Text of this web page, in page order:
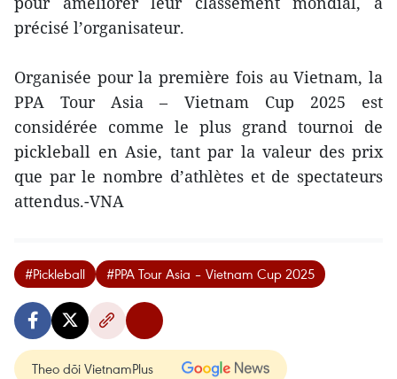
précisé l’organisateur.
Organisée pour la première fois au Vietnam, la
PPA Tour Asia – Vietnam Cup 2025 est
considérée comme le plus grand tournoi de
pickleball en Asie, tant par la valeur des prix
que par le nombre d’athlètes et de spectateurs
attendus.-VNA
#Pickleball #PPA Tour Asia – Vietnam Cup 2025
Theo dõi VietnamPlus